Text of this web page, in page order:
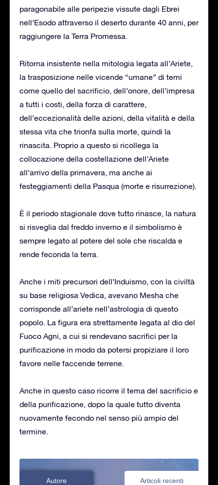
paragonabile alle peripezie vissute dagli Ebrei
nell’Esodo attraverso il deserto durante 40 anni, per
raggiungere la Terra Promessa.
Ritorna insistente nella mitologia legata all’Ariete,
la trasposizione nelle vicende “umane” di temi
come quello del sacrificio, dell’onore, dell’impresa
a tutti i costi, della forza di carattere,
dell’eccezionalità delle azioni, della vitalità e della
stessa vita che trionfa sulla morte, quindi la
rinascita. Proprio a questo si ricollega la
collocazione della costellazione dell’Ariete
all’arrivo della primavera, ma anche ai
festeggiamenti della Pasqua (morte e risurrezione).
È il periodo stagionale dove tutto rinasce, la natura
si risveglia dal freddo inverno e il simbolismo è
sempre legato al potere del sole che riscalda e
rende feconda la terra.
Anche i miti precursori dell’Induismo, con la civiltà
su base religiosa Vedica, avevano Mesha che
corrisponde all’ariete nell’astrologia di questo
popolo. La figura era strettamente legata al dio del
Fuoco Agni, a cui si rendevano sacrifici per la
purificazione in modo da potersi propiziare il loro
favore nelle faccende terrene.
Anche in questo caso ricorre il tema del sacrificio e
della purificazione, dopo la quale tutto diventa
nuovamente fecondo nel senso più ampio del
termine.
Autore Articoli recenti